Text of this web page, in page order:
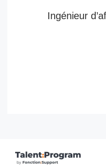
Ingénieur